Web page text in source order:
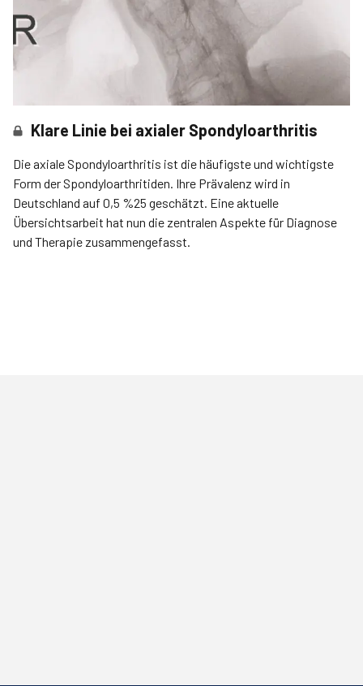
Klare Linie bei axialer Spondyloarthritis
Die axiale Spondyloarthritis ist die häufigste und wichtigste
Form der Spondyloarthritiden. Ihre Prävalenz wird in
Deutschland auf 0,5 %25 geschätzt. Eine aktuelle
Übersichtsarbeit hat nun die zentralen Aspekte für Diagnose
und Therapie zusammengefasst.